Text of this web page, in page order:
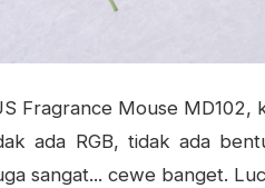
Fragrance Mouse MD102,
ada RGB, tidak ada
sangat... cewe banget.